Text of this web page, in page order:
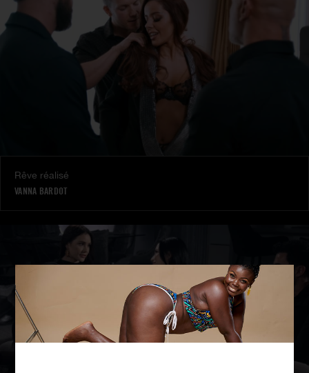
Rêve réalisé
VANNA BARDOT